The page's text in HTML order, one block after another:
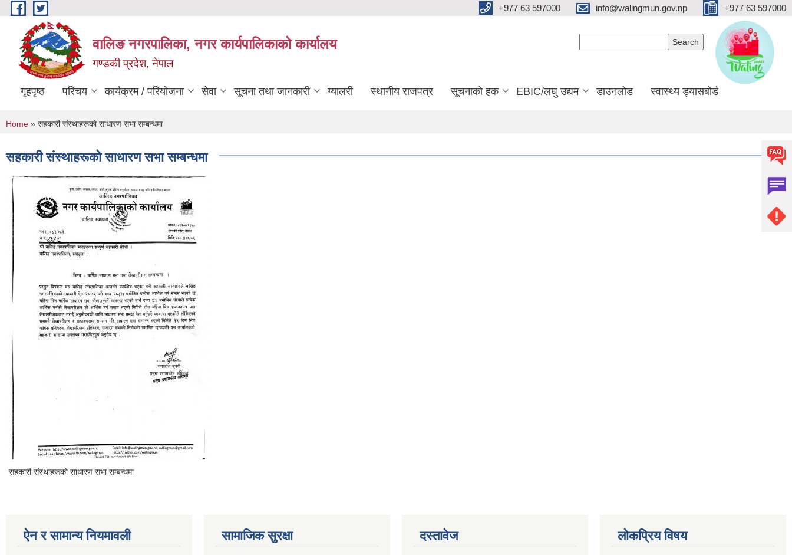
Skip to main content +977 63 597000 info@walingmun.gov.np +977 63 597000
वालिङ नगरपालिका, नगर कार्यपालिकाको कार्यालय
गण्डकी प्रदेश, नेपाल
गृहपृष्ठ परिचय कार्यक्रम / परियोजना सेवा सूचना तथा जानकारी ग्यालरी स्थानीय राजपत्र सूचनाको हक EBIC/लघु उद्यम डाउनलोड स्वास्थ्य ड्यासबोर्ड
You are here
Home » सहकारी संस्थाहरूकाे साधारण सभा सम्बन्धमा
सहकारी संस्थाहरूकाे साधारण सभा सम्बन्धमा
सहकारी संस्थाहरूकाे साधारण सभा सम्बन्धमा
ऐन र सामान्य नियमावली सामाजिक सुरक्षा दस्तावेज लोकप्रिय विषय